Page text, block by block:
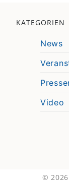
KATEGORIEN
News
Video
© 2026